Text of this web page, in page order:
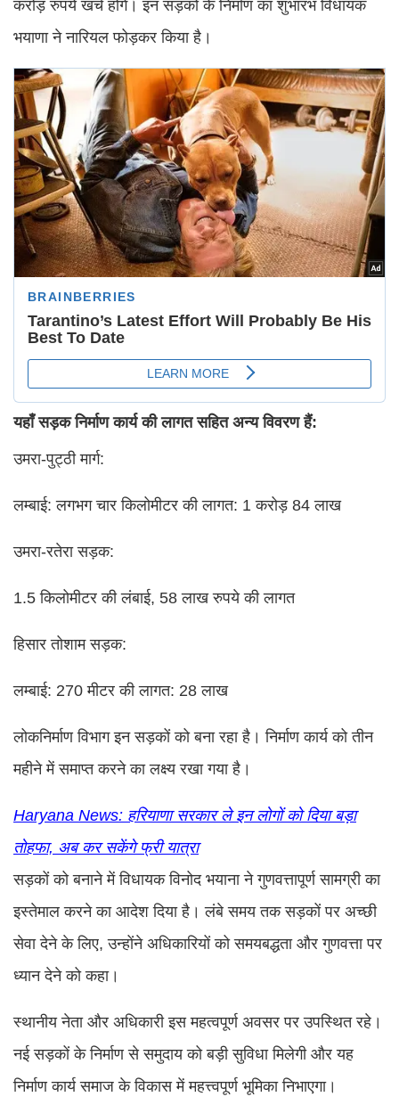
करोड़ रुपये खर्च होंगे। इन सड़कों के निर्माण का शुभारंभ विधायक
भयाणा ने नारियल फोड़कर किया है।
यहाँ सड़क निर्माण कार्य की लागत सहित अन्य विवरण हैं:
उमरा-पुट्ठी मार्ग:
लम्बाई: लगभग चार किलोमीटर की लागत: 1 करोड़ 84 लाख
उमरा-रतेरा सड़क:
1.5 किलोमीटर की लंबाई, 58 लाख रुपये की लागत
हिसार तोशाम सड़क:
लम्बाई: 270 मीटर की लागत: 28 लाख
लोकनिर्माण विभाग इन सड़कों को बना रहा है। निर्माण कार्य को तीन
महीने में समाप्त करने का लक्ष्य रखा गया है।
Haryana News: हरियाणा सरकार ले इन लोगों को दिया बड़ा
तोहफा, अब कर सकेंगे फ्री यात्रा
सड़कों को बनाने में विधायक विनोद भयाना ने गुणवत्तापूर्ण सामग्री का
इस्तेमाल करने का आदेश दिया है। लंबे समय तक सड़कों पर अच्छी
सेवा देने के लिए, उन्होंने अधिकारियों को समयबद्धता और गुणवत्ता पर
ध्यान देने को कहा।
स्थानीय नेता और अधिकारी इस महत्वपूर्ण अवसर पर उपस्थित रहे।
नई सड़कों के निर्माण से समुदाय को बड़ी सुविधा मिलेगी और यह
निर्माण कार्य समाज के विकास में महत्त्वपूर्ण भूमिका निभाएगा।